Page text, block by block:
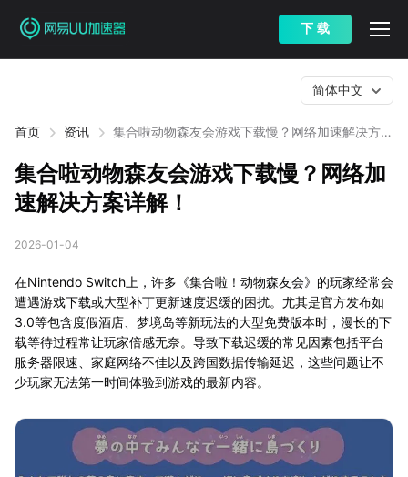
下 载
首页 资讯
集合啦动物森友会游戏下载慢？网络加速解决方案
简体中文
集合啦动物森友会游戏下载慢？网络加
速解决方案详解！
2026-01-04
在Nintendo Switch上，许多《集合啦！动物森友会》的玩家经常会
遭遇游戏下载或大型补丁更新速度迟缓的困扰。尤其是官方发布如
3.0等包含度假酒店、梦境岛等新玩法的大型免费版本时，漫长的下
载等待过程常让玩家倍感无奈。导致下载迟缓的常见因素包括平台
服务器限速、家庭网络不佳以及跨国数据传输延迟，这些问题让不
少玩家无法第一时间体验到游戏的最新内容。